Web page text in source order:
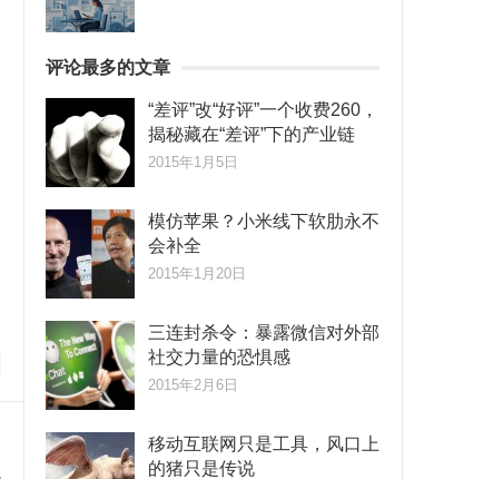
评论最多的文章
“差评”改“好评”一个收费260，
揭秘藏在“差评”下的产业链
2015年1月5日
模仿苹果？小米线下软肋永不
会补全
2015年1月20日
三连封杀令：暴露微信对外部
社交力量的恐惧感
2015年2月6日
移动互联网只是工具，风口上
的猪只是传说